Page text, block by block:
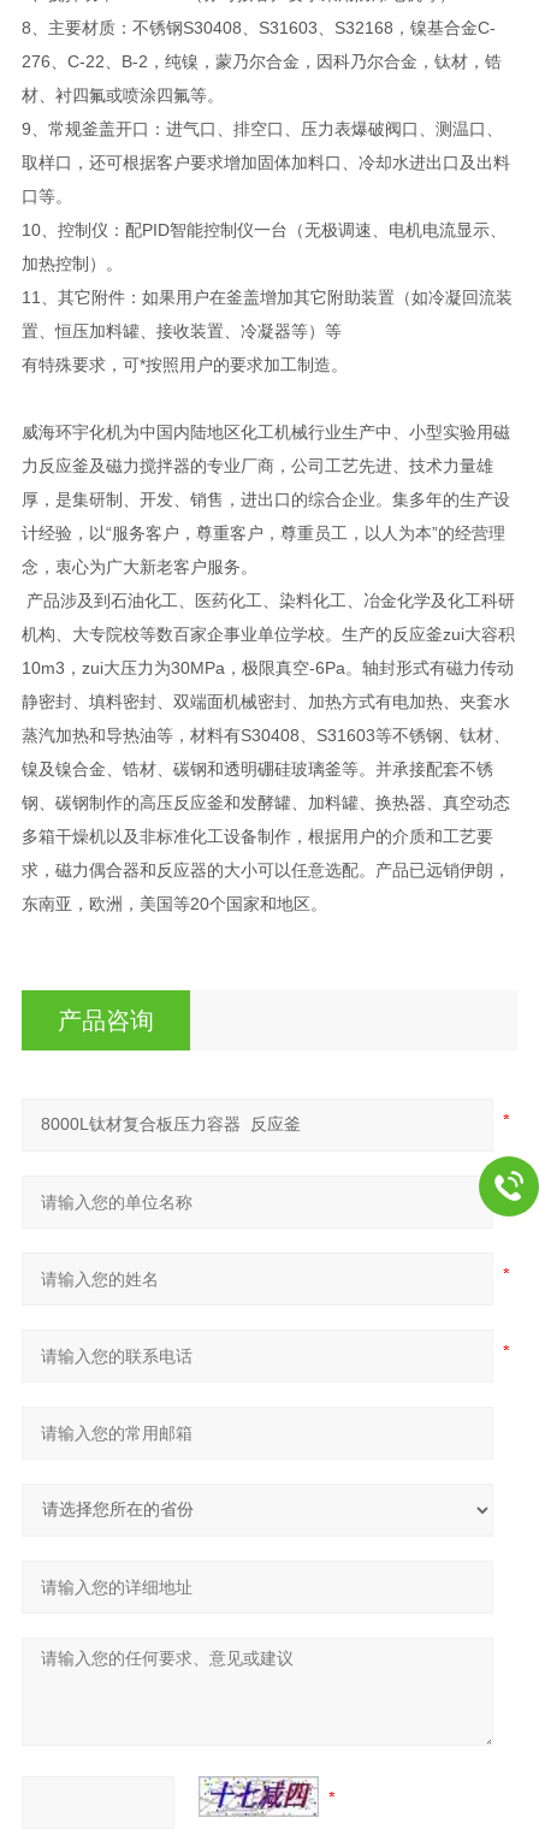
8、主要材质：不锈钢S30408、S31603、S32168，镍基合金C-
276、C-22、B-2，纯镍，蒙乃尔合金，因科乃尔合金，钛材，锆
材、衬四氟或喷涂四氟等。
9、常规釜盖开口：进气口、排空口、压力表爆破阀口、测温口、
取样口，还可根据客户要求增加固体加料口、冷却水进出口及出料
口等。
10、控制仪：配PID智能控制仪一台（无极调速、电机电流显示、
加热控制）。
11、其它附件：如果用户在釜盖增加其它附助装置（如冷凝回流装
置、恒压加料罐、接收装置、冷凝器等）等
有特殊要求，可*按照用户的要求加工制造。
威海环宇化机为中国内陆地区化工机械行业生产中、小型实验用磁
力反应釜及磁力搅拌器的专业厂商，公司工艺先进、技术力量雄
厚，是集研制、开发、销售，进出口的综合企业。集多年的生产设
计经验，以“服务客户，尊重客户，尊重员工，以人为本”的经营理
念，衷心为广大新老客户服务。
产品涉及到石油化工、医药化工、染料化工、冶金化学及化工科研
机构、大专院校等数百家企事业单位学校。生产的反应釜zui大容积
10m3，zui大压力为30MPa，极限真空-6Pa。轴封形式有磁力传动
静密封、填料密封、双端面机械密封、加热方式有电加热、夹套水
蒸汽加热和导热油等，材料有S30408、S31603等不锈钢、钛材、
镍及镍合金、锆材、碳钢和透明硼硅玻璃釜等。并承接配套不锈
钢、碳钢制作的高压反应釜和发酵罐、加料罐、换热器、真空动态
多箱干燥机以及非标准化工设备制作，根据用户的介质和工艺要
求，磁力偶合器和反应器的大小可以任意选配。产品已远销伊朗，
东南亚，欧洲，美国等20个国家和地区。
产品咨询